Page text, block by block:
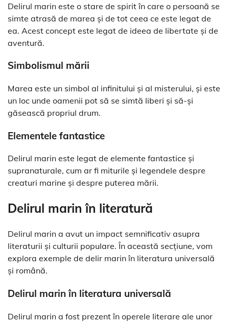
Delirul marin este o stare de spirit în care o persoană se
simte atrasă de marea și de tot ceea ce este legat de
ea. Acest concept este legat de ideea de libertate și de
aventură.
Simbolismul mării
Marea este un simbol al infinitului și al misterului, și este
un loc unde oamenii pot să se simtă liberi și să-și
găsească propriul drum.
Elementele fantastice
Delirul marin este legat de elemente fantastice și
supranaturale, cum ar fi miturile și legendele despre
creaturi marine și despre puterea mării.
Delirul marin în literatură
Delirul marin a avut un impact semnificativ asupra
literaturii și culturii populare. În această secțiune, vom
explora exemple de delir marin în literatura universală
și română.
Delirul marin în literatura universală
Delirul marin a fost prezent în operele literare ale unor